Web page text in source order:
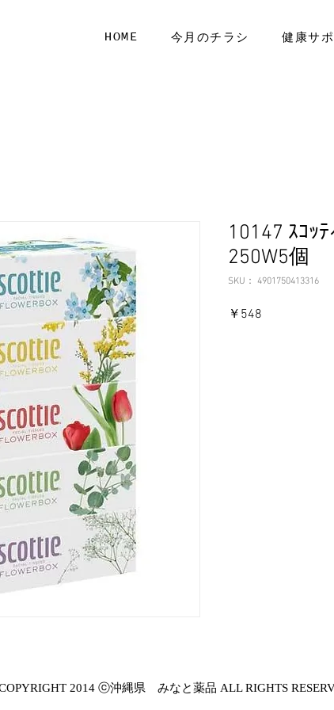
HOME 今月のチラシ 健康サ
10147 ｽｺｯ
250W5個
SKU： 4901750413316
￥548
2014 ⓒ沖縄県 みなと薬品 ALL RIGHTS